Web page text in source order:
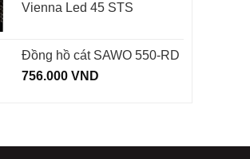
Vienna Led 45 STS
Đồng hồ cát SAWO 550-RD
756.000 VND